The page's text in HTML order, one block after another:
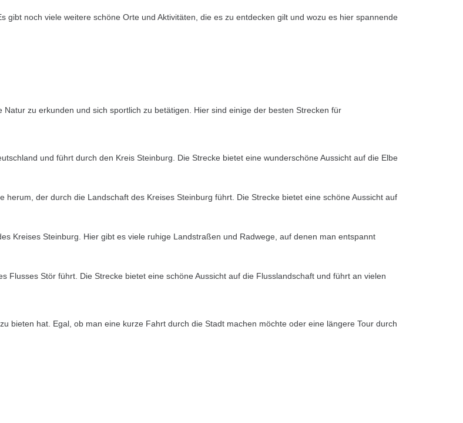
gibt noch viele weitere schöne Orte und Aktivitäten, die es zu entdecken gilt und wozu es hier spannende
Natur zu erkunden und sich sportlich zu betätigen. Hier sind einige der besten Strecken für
und führt durch den Kreis Steinburg. Die Strecke bietet eine wunderschöne Aussicht auf die Elbe
der durch die Landschaft des Kreises Steinburg führt. Die Strecke bietet eine schöne Aussicht auf
Kreises Steinburg. Hier gibt es viele ruhige Landstraßen und Radwege, auf denen man entspannt
Flusses Stör führt. Die Strecke bietet eine schöne Aussicht auf die Flusslandschaft und führt an vielen
bieten hat. Egal, ob man eine kurze Fahrt durch die Stadt machen möchte oder eine längere Tour durch